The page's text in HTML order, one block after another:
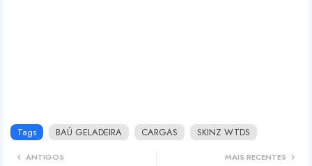
Tags BAÚ GELADEIRA CARGAS SKINZ WTDS
MAIS RECENTES
ANTIGOS